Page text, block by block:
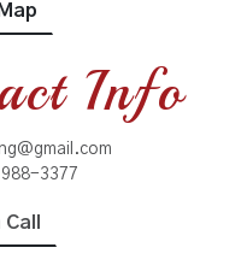
Info
3377